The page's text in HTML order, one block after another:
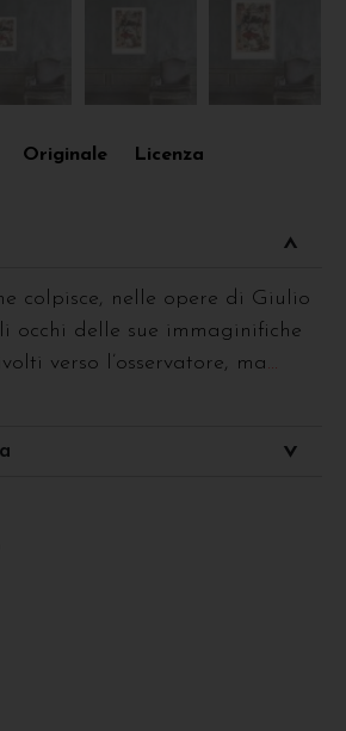
Originale Licenza
colpisce, nelle opere di Giulio
occhi delle sue immaginifiche
verso l’osservatore, ma...